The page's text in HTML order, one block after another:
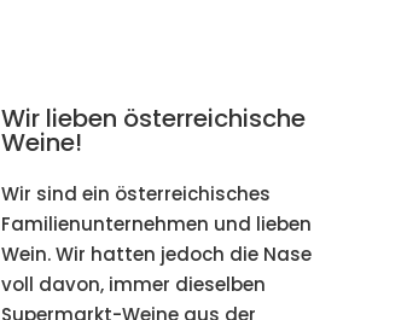
Wir lieben österreichische
Weine!
Wir sind ein österreichisches
Familienunternehmen und lieben
Wein. Wir hatten jedoch die Nase
voll davon, immer dieselben
Supermarkt-Weine aus der